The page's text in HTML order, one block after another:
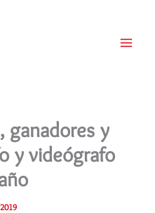
ganadores y
y videógrafo